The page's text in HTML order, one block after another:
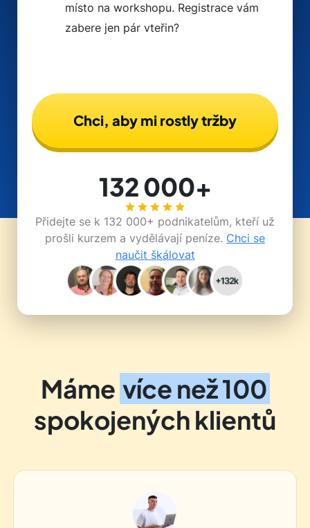
místo na workshopu. Registrace vám
zabere jen pár vteřin?
Chci, aby mi rostly tržby
132 000+
Přidejte se k 132 000+ podnikatelům, kteří už
prošli kurzem a vydělávají peníze. Chci se
naučit škálovat
Máme více než 100
spokojených klientů